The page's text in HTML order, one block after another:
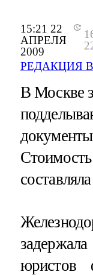
15:21 22
АПРЕЛЯ
2009
РЕДАКЦИЯ
В Москве
юристов